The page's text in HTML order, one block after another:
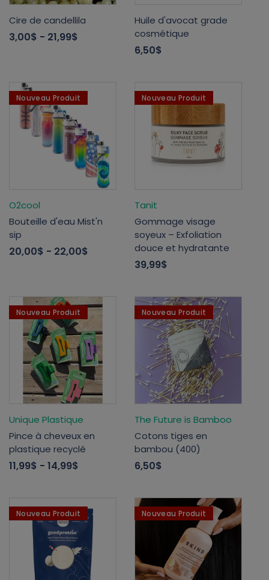
Cire de candellila
3,00$ - 21,99$
Huile d'avocat grade
cosmétique
6,50$
Nouveau Produit
O2cool
Bouteille d'eau Mist'n
sip
20,00$ - 22,00$
Nouveau Produit
Tanit
Gommage visage
soyeux – Exfoliation
douce et hydratante
39,99$
Nouveau Produit
Unique Plastique
Pince à cheveux en
plastique recyclé
11,99$ - 14,99$
Nouveau Produit
The Future is Bamboo
Cotons tiges en
bambou (400)
6,50$
Nouveau Produit Nouveau Produit